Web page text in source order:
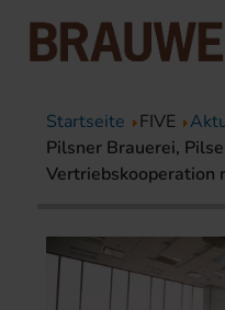
Startseite FIVE
Pilsner Brauerei,
Vertriebskooperation